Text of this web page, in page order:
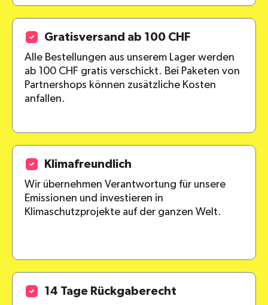
Gratisversand ab 100 CHF
Alle Bestellungen aus unserem Lager werden
ab 100 CHF gratis verschickt. Bei Paketen von
Partnershops können zusätzliche Kosten
anfallen.
Klimafreundlich
Wir übernehmen Verantwortung für unsere
Emissionen und investieren in
Klimaschutzprojekte auf der ganzen Welt.
14 Tage Rückgaberecht